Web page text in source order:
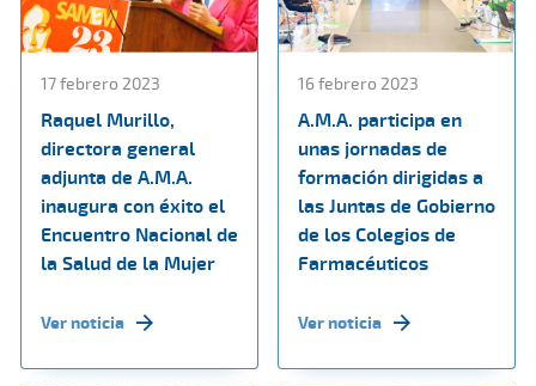
17 febrero 2023
Raquel Murillo,
directora general
adjunta de A.M.A.
inaugura con éxito el
Encuentro Nacional de
la Salud de la Mujer
Ver noticia
16 febrero 2023
A.M.A. participa en
unas jornadas de
formación dirigidas a
las Juntas de Gobierno
de los Colegios de
Farmacéuticos
Ver noticia